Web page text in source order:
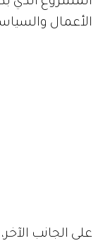
الأعمال
على الجانب